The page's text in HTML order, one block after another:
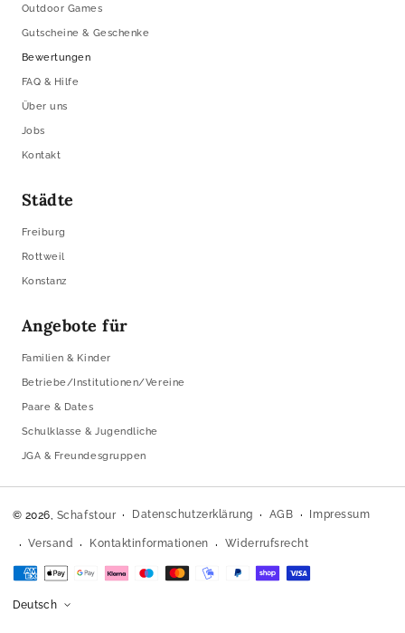
Outdoor Games
Gutscheine & Geschenke
Bewertungen
FAQ & Hilfe
Über uns
Jobs
Kontakt
Städte
Freiburg
Rottweil
Konstanz
Angebote für
Familien & Kinder
Betriebe/Institutionen/Vereine
Paare & Dates
Schulklasse & Jugendliche
JGA & Freundesgruppen
© 2026, Schafstour Datenschutzerklärung AGB Impressum
Versand Kontaktinformationen Widerrufsrecht
Zahlungsmethoden
Deutsch